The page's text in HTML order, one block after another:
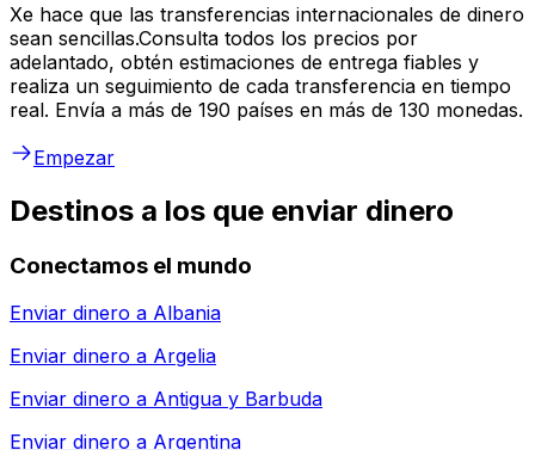
Xe hace que las transferencias internacionales de dinero
sean sencillas.Consulta todos los precios por
adelantado, obtén estimaciones de entrega fiables y
realiza un seguimiento de cada transferencia en tiempo
real. Envía a más de 190 países en más de 130 monedas.
Empezar
Destinos a los que enviar dinero
Conectamos el mundo
Enviar dinero a Albania
Enviar dinero a Argelia
Enviar dinero a Antigua y Barbuda
Enviar dinero a Argentina